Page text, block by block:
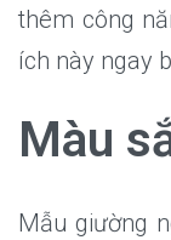
thêm công
ích này ngay
Màu
Mẫu giường